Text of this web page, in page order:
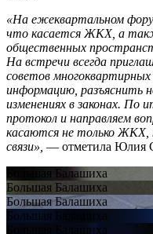
«На ежеквартальном
что касается ЖКХ, а
общественных
На встречи всегда
советов
информацию, разъяснить
изменениях в законах. По
протокол и направляем
касаются не только ЖКХ,
связи», — отметила Юлия
Большая Балашиха
Большая Балашиха
Большая Балашиха
Большая Балашиха
Большая Балашиха